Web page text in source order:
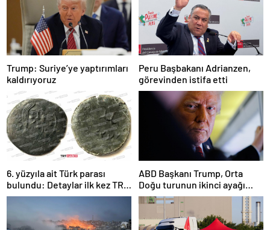
Trump: Suriye’ye yaptırımları
kaldırıyoruz
Peru Başbakanı Adrianzen,
görevinden istifa etti
6. yüzyıla ait Türk parası
bulundu: Detaylar ilk kez TRT
Haber’de
ABD Başkanı Trump, Orta
Doğu turunun ikinci ayağı
Katar’da